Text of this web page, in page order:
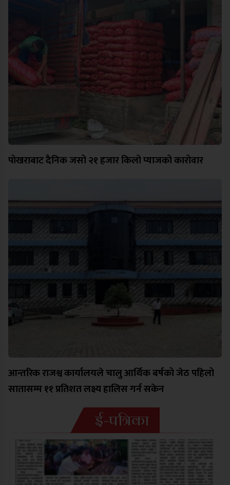
पोखराबाट दैनिक जसो २१ हजार किलो प्याजको कारोवार
आन्तरिक राजश्व कार्यालयले चालु आर्थिक बर्षको जेठ पहिलो
सातासम्म ११ प्रतिशत लक्ष्य हालिस गर्न सकेन
ई-पत्रिका